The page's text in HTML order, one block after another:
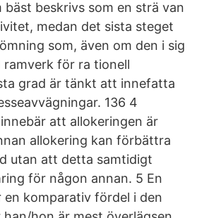
bäst beskrivs som en strä van
medan det sista steget
som, även om den i sig
ramverk för ra tionell
grad är tänkt att innefatta
136 4
att allokeringen är
allokering kan förbättra
utan att detta samtidigt
för någon annan. 5 En
en komparativ fördel i den